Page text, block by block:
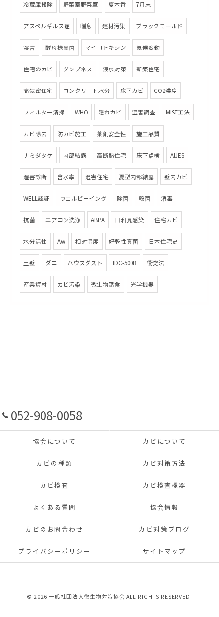
冷蔵庫掃除 野菜室野菜室 夏本番 7月末
アスペルギルス症 喘息 建材汚染 ブラックモールド
湿害 酵母様真菌 マイコトキシン 気候変動
住宅のカビ ダンプネス 浸水対策 新築住宅
高気密住宅 コンクリート水分 床下カビ CO2濃度
フィルター清掃 WHO 隠れカビ 湿害調査 MIST工法
カビ除去 防カビ施工 薬剤安全性 施工品質
ナミダタケ 内部結露 高断熱住宅 床下点検 AIJES
湿害診断 含水率 湿害住宅 夏型内部結露 壁内カビ
WELL認証 ウェルビーイング 除菌 殺菌 消毒
抗菌 エアコン洗浄 ABPA 日和見感染 住宅カビ
水分活性 Aw 相対湿度 好乾性真菌 日本住宅史
土壁 ダニ ハウスダスト IDC-500B 衝突法
産業資材 カビ汚染 微生物腐食 光学機器
052-908-0058
協会について カビについて
カビの種類 カビ対策方法
カビ検査 カビ検査機器
よくある質問 協会情報
カビのお問合わせ カビ対策ブログ
プライバシーポリシー サイトマップ
© 2026 一般社団法人微生物対策協会 ALL RIGHTS RESERVED.